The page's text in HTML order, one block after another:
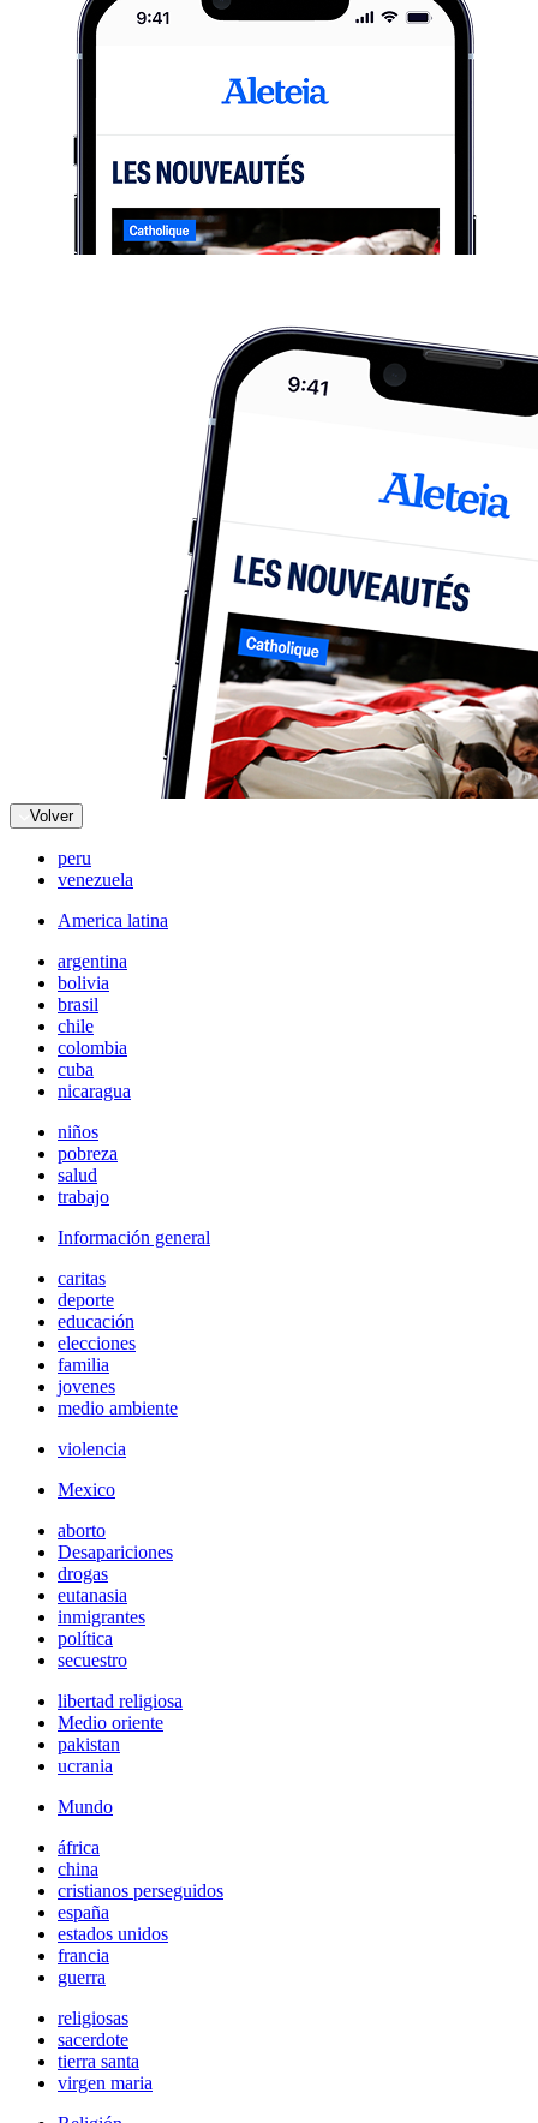
Volver
peru
venezuela
America latina
argentina
bolivia
brasil
chile
colombia
cuba
nicaragua
niños
pobreza
salud
trabajo
Información general
caritas
deporte
educación
elecciones
familia
jovenes
medio ambiente
violencia
Mexico
aborto
Desapariciones
drogas
eutanasia
inmigrantes
política
secuestro
libertad religiosa
Medio oriente
pakistan
ucrania
Mundo
áfrica
china
cristianos perseguidos
españa
estados unidos
francia
guerra
religiosas
sacerdote
tierra santa
virgen maria